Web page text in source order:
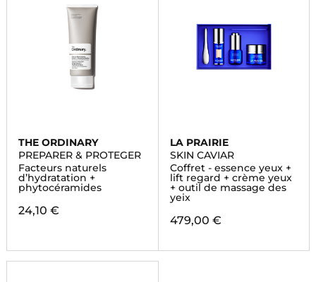
THE ORDINARY
PREPARER & PROTEGER
Facteurs naturels
d’hydratation +
phytocéramides
24,10 €
LA PRAIRIE
SKIN CAVIAR
Coffret - essence yeux +
lift regard + crème yeux
+ outil de massage des
yeix
479,00 €